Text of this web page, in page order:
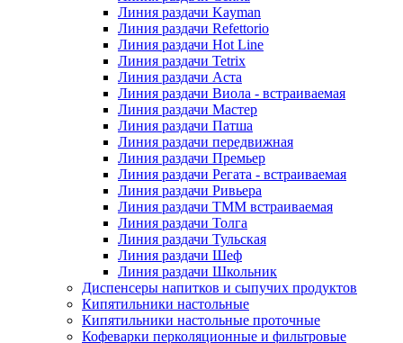
Линия раздачи Kayman
Линия раздачи Refettorio
Линия раздачи Hot Line
Линия раздачи Tetrix
Линия раздачи Аста
Линия раздачи Виола - встраиваемая
Линия раздачи Мастер
Линия раздачи Патша
Линия раздачи передвижная
Линия раздачи Премьер
Линия раздачи Регата - встраиваемая
Линия раздачи Ривьера
Линия раздачи ТММ встраиваемая
Линия раздачи Толга
Линия раздачи Тульская
Линия раздачи Шеф
Линия раздачи Школьник
Диспенсеры напитков и сыпучих продуктов
Кипятильники настольные
Кипятильники настольные проточные
Кофеварки перколяционные и фильтровые